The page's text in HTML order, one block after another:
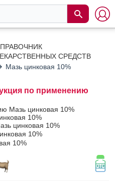
СРЕДСТВ
Мазь цинковая 10%
по применению
Мазь цинковая 10%
10%
цинковая 10%
10%
10%